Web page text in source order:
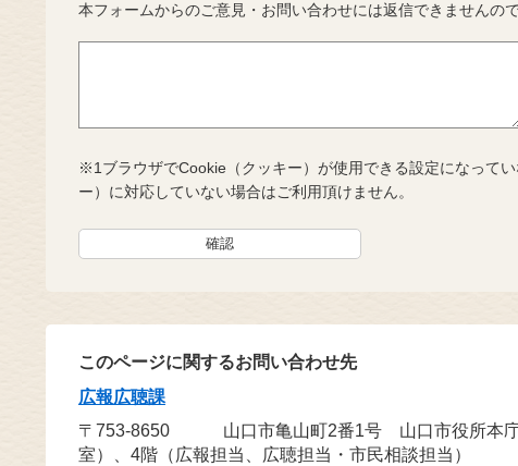
本フォームからのご意見・お問い合わせには返信できませんの
※1ブラウザでCookie（クッキー）が使用できる設定になって
ー）に対応していない場合はご利用頂けません。
このページに関するお問い合わせ先
広報広聴課
〒753-8650
山口市亀山町2番1号 山口市役所本
室）、4階（広報担当、広聴担当・市民相談担当）